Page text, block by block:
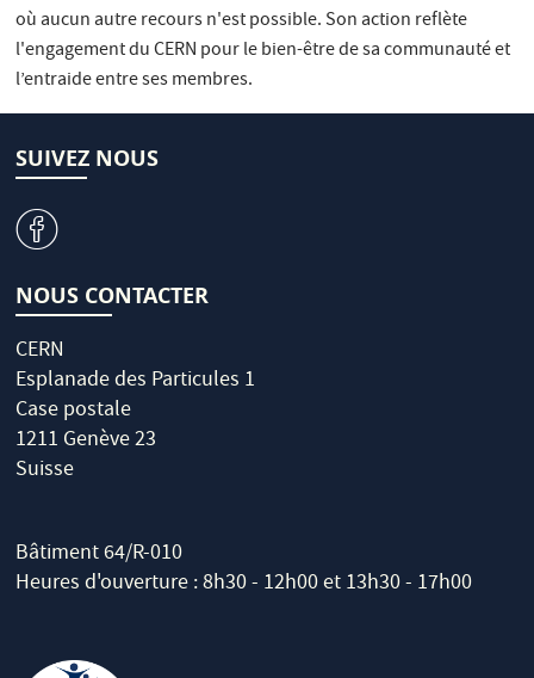
où aucun autre recours n'est possible. Son action reflète
l'engagement du CERN pour le bien-être de sa communauté et
l’entraide entre ses membres.
SUIVEZ NOUS
v
NOUS CONTACTER
CERN
Esplanade des Particules 1
Case postale
1211 Genève 23
Suisse
Bâtiment 64/R-010
Heures d'ouverture : 8h30 - 12h00 et 13h30 - 17h00